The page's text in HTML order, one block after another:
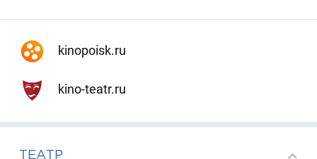
kinopoisk.ru
kino-teatr.ru
ТЕАТР